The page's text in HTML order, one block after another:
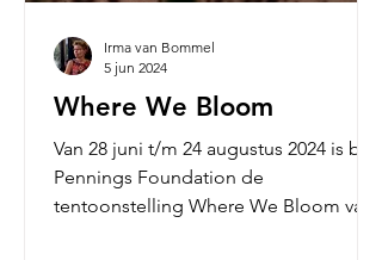
Where We Bloom
Van 28 juni t/m 24 augustus 2024 is bij
Pennings Foundation de
tentoonstelling Where We Bloom van
Irma van Bommel
5 jun 2024